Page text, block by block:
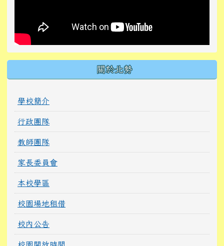
關於北勢
學校簡介
行政團隊
教師團隊
家長委員會
本校學區
校園場地租借
校內公告
校園開放時間